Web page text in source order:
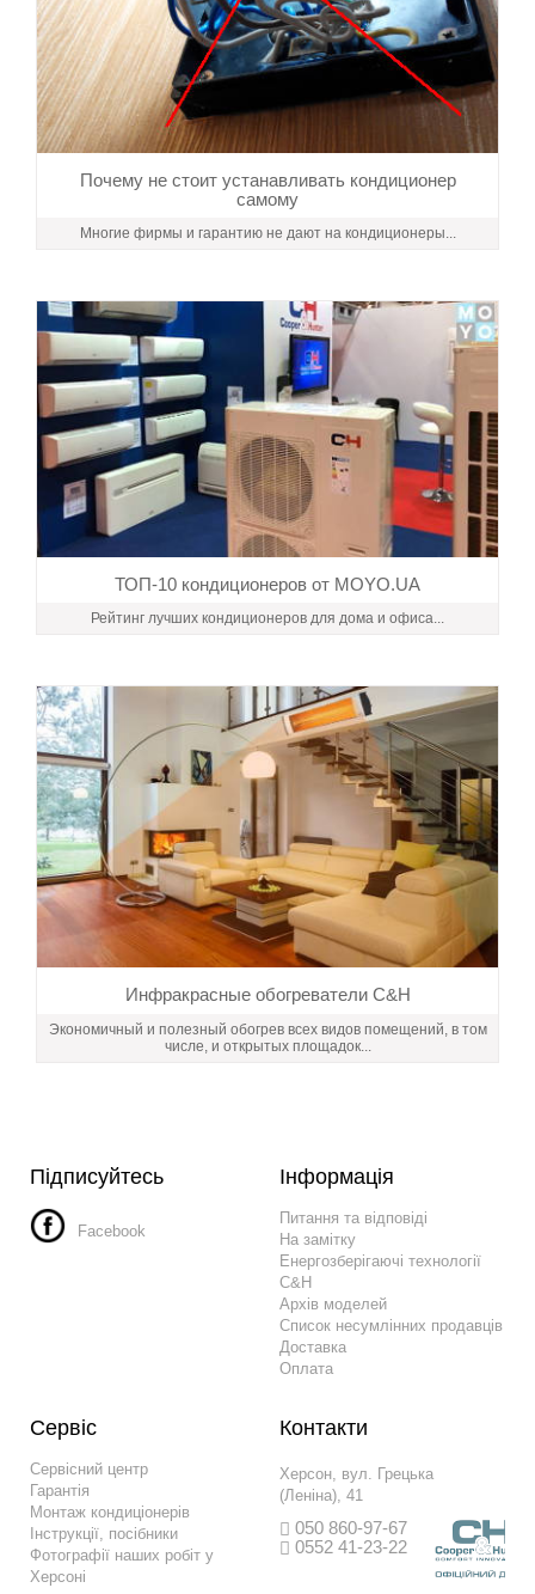
Почему не стоит устанавливать кондиционер
самому
Многие фирмы и гарантию не дают на кондиционеры...
ТОП-10 кондиционеров от MOYO.UA
Рейтинг лучших кондиционеров для дома и офиса...
Инфракрасные обогреватели C&H
Экономичный и полезный обогрев всех видов помещений, в том
числе, и открытых площадок...
Підписуйтесь
Facebook
Інформація
Питання та відповіді
На замітку
Енергозберігаючі технології
C&H
Архів моделей
Список несумлінних продавців
Доставка
Оплата
Сервіс
Сервісний центр
Гарантія
Монтаж кондиціонерів
Інструкції, посібники
Фотографії наших робіт у
Херсоні
Контакти
Херсон, вул. Грецька
(Леніна), 41
050 860-97-67
0552 41-23-22